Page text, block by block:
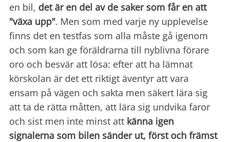
en bil, det är en del av de saker som får en att
"växa upp". Men som med varje ny upplevelse
finns det en testfas som alla måste gå igenom
och som kan ge föräldrarna till nyblivna förare
oro och besvär att lösa: efter att ha lämnat
körskolan är det ett riktigt äventyr att vara
ensam på vägen och sakta men säkert lära sig
att ta de rätta måtten, att lära sig undvika faror
och sist men inte minst att känna igen
signalerna som bilen sänder ut, först och främst